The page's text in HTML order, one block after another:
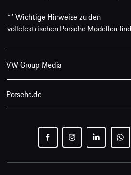
** Wichtige Hinweise zu den
vollelektrischen Porsche Modellen
VW Group Media
Porsche.de